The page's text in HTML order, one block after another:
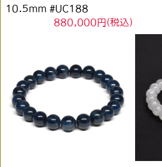
10.5mm #UC188
880,000円(税込)